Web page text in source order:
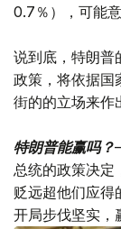
0.7％），可能
说到底，特朗普
政策，将依据国
街的的立场来作
特朗普能赢吗？
总统的政策决定
贬远超他们应得
开局步伐坚实，